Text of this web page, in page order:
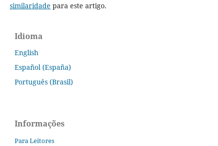
similaridade para este artigo.
Idioma
English
Español (España)
Português (Brasil)
Informações
Para Leitores